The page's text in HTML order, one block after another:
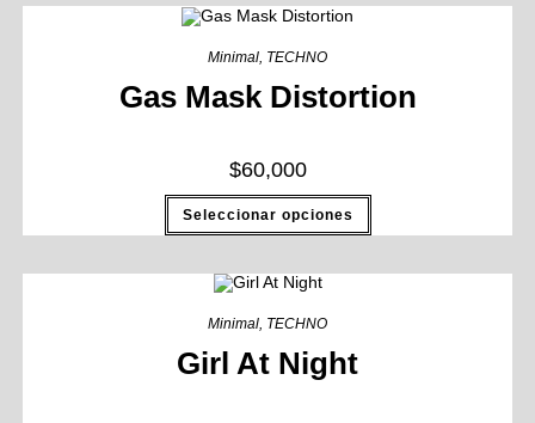
Minimal TECHNO
Gas Mask Distortion
$60,000
Seleccionar opciones
Minimal, TECHNO
Girl At Night